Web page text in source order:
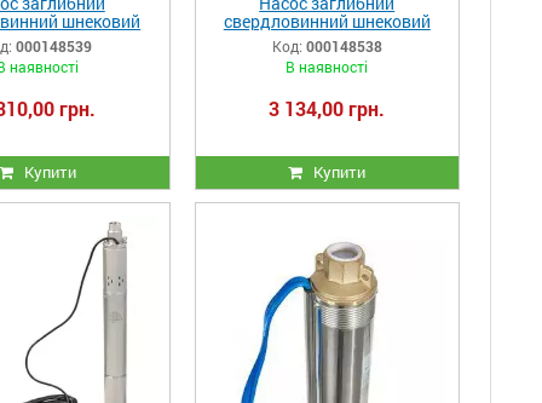
шнековий
4DS 750-12048
000148539
наявності
грн.
Купити
свердловинний шнековий
NOWA 3DS 550-9130
Код: 000148538
В наявності
3 134,00 грн.
Купити